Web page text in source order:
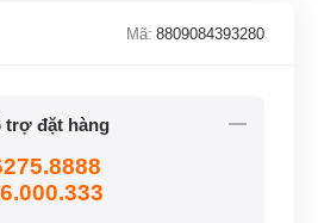
Mã: 8809084393280
trợ đặt hàng